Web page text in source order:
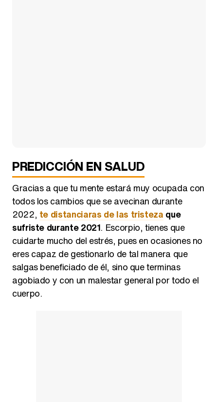
PREDICCIÓN EN SALUD
Gracias a que tu mente estará muy ocupada con
todos los cambios que se avecinan durante
2022, te distanciaras de las tristeza que
sufriste durante 2021. Escorpio, tienes que
cuidarte mucho del estrés, pues en ocasiones no
eres capaz de gestionarlo de tal manera que
salgas beneficiado de él, sino que terminas
agobiado y con un malestar general por todo el
cuerpo.